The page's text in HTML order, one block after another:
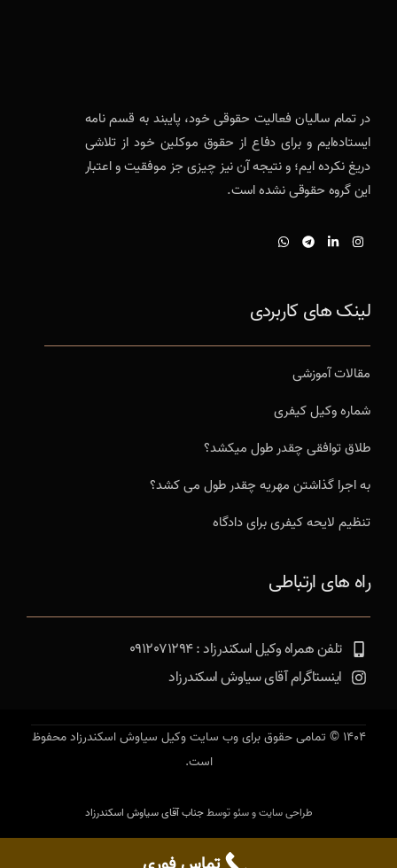
در تمام سالیان فعالیت حقوقی خود، پایبند به قسم نامه
ایستاده‌ایم و برای دفاع از حقوق موکلین خود از تلاشی
دریغ نکرده ایم؛ و نتیجه آن نیز چیزی جز موفقیت و اعتبار
این گروه حقوقی نشده است.
لینک های کاربردی
مقالات آموزشی
شماره وکیل کیفری
طلاق توافقی چقدر طول میکشد؟
به اجرا گذاشتن مهریه چقدر طول می کشد؟
تنظیم لایحه کیفری برای دادگاه
راه های ارتباطی
تلفن همراه وکیل اسکندرزاد : 0912071294
اینستاگرام آقای سیاوش اسکندرزاد
1404 © تمامی حقوق برای وب سایت وکیل سیاوش اسکندرزاد محفوظ
است.
طراحی سایت و سئو توسطجناب آقای سیاوش اسکندرزاد